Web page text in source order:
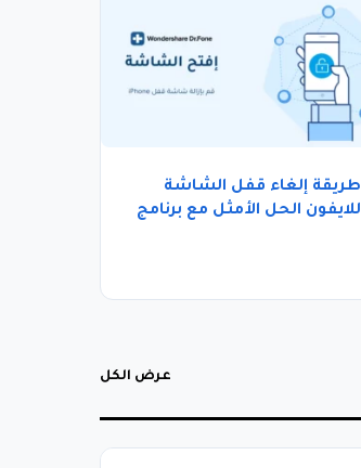
طريقة إلغاء قفل الشاشة
للايفون الحل الأمثل مع برنامج
عرض الكل